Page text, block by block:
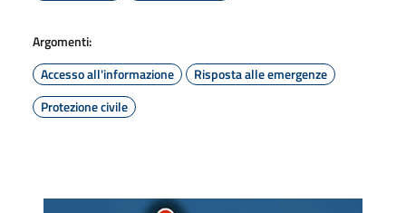
Argomenti:
Accesso all'informazione
Risposta alle emergenze
Protezione civile